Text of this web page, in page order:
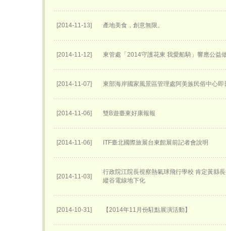
[2014-11-13] 產地美食，創意無限。
[2014-11-12] 東管處「2014守護花東 我愛船騎」響應公益
[2014-11-07] 東部海岸國家風景區管理處阿美族民俗中心
[2014-11-06] 雙B遊臺東好康報報
[2014-11-06] ITF臺北國際旅展台東館展前記者會說明
[2014-11-03]
行政院江院長視察熱氣球飛行學校 肯定黃縣
縱谷電線地下化
[2014-10-31] 【2014年11月份駐點展演活動】